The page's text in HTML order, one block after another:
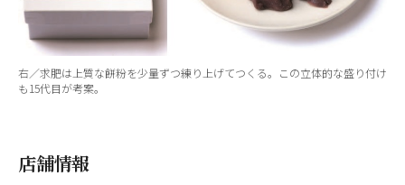
右／求肥は上質な餅粉を少量ずつ練り上げてつくる。この立体的な盛り付け
も15代目が考案。
店舗情報